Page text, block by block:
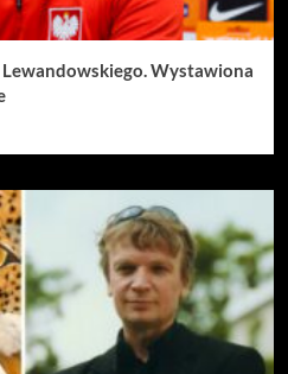
Wystawiona